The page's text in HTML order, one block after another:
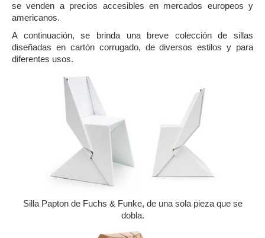
se venden a precios accesibles en mercados europeos y
americanos.
A continuación, se brinda una breve colección de sillas
diseñadas en cartón corrugado, de diversos estilos y para
diferentes usos.
Silla Papton de Fuchs & Funke, de una sola pieza que se
dobla.